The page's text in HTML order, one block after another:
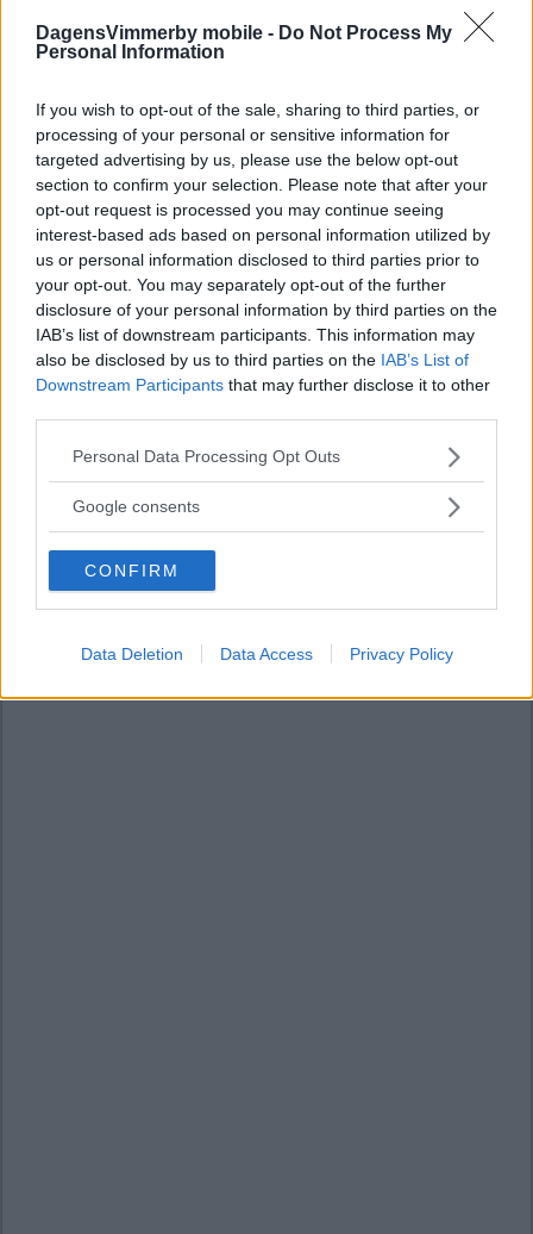
DagensVimmerby mobile - Do Not Process My
Personal Information
If you wish to opt-out of the sale, sharing to third parties, or
processing of your personal or sensitive information for
targeted advertising by us, please use the below opt-out
section to confirm your selection. Please note that after your
opt-out request is processed you may continue seeing
interest-based ads based on personal information utilized by
us or personal information disclosed to third parties prior to
your opt-out. You may separately opt-out of the further
disclosure of your personal information by third parties on the
IAB’s list of downstream participants. This information may
also be disclosed by us to third parties on the IAB’s List of
Downstream Participants that may further disclose it to other
Please note that this website/app uses one or more Google
not limited to your visit or usage behaviour. You may click to
use your data for below specified purposes in below Google
consent section.
Personal Data Processing Opt Outs
Google consents
CONFIRM
Data Deletion Data Access Privacy Policy